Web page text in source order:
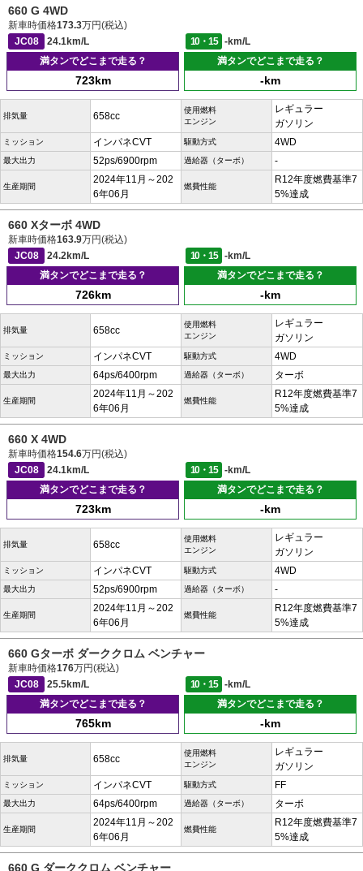
660 G 4WD
新車時価格173.3万円(税込)
JC08
24.1km/L 10・15
-km/L
満タンでどこまで走る？
723km
満タンでどこまで走る？
-km
排気量 658cc
使用燃料
エンジン
レギュラー
ガソリン
ミッション インパネCVT 駆動方式 4WD
最大出力 52ps/6900rpm 過給器（ターボ） -
生産期間
2024年11月～202
6年06月
燃費性能
R12年度燃費基準7
5%達成
660 Xターボ 4WD
新車時価格163.9万円(税込)
JC08
24.2km/L 10・15
-km/L
満タンでどこまで走る？
726km
満タンでどこまで走る？
-km
排気量 658cc
使用燃料
エンジン
レギュラー
ガソリン
ミッション インパネCVT 駆動方式 4WD
最大出力 64ps/6400rpm 過給器（ターボ） ターボ
生産期間
2024年11月～202
6年06月
燃費性能
R12年度燃費基準7
5%達成
660 X 4WD
新車時価格154.6万円(税込)
JC08
24.1km/L 10・15
-km/L
満タンでどこまで走る？
723km
満タンでどこまで走る？
-km
排気量 658cc
使用燃料
エンジン
レギュラー
ガソリン
ミッション インパネCVT 駆動方式 4WD
最大出力 52ps/6900rpm 過給器（ターボ） -
生産期間
2024年11月～202
6年06月
燃費性能
R12年度燃費基準7
5%達成
660 Gターボ ダーククロム ベンチャー
新車時価格176万円(税込)
JC08
25.5km/L 10・15
-km/L
満タンでどこまで走る？
765km
満タンでどこまで走る？
-km
排気量 658cc
使用燃料
エンジン
レギュラー
ガソリン
ミッション インパネCVT 駆動方式 FF
最大出力 64ps/6400rpm 過給器（ターボ） ターボ
生産期間
2024年11月～202
6年06月
燃費性能
R12年度燃費基準7
5%達成
660 G ダーククロム ベンチャー